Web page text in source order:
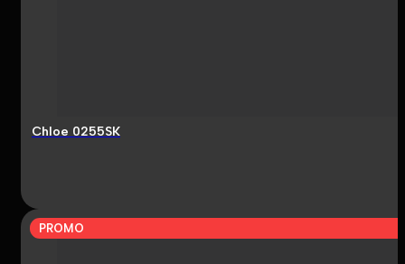
Chloe 0255SK
PROMO